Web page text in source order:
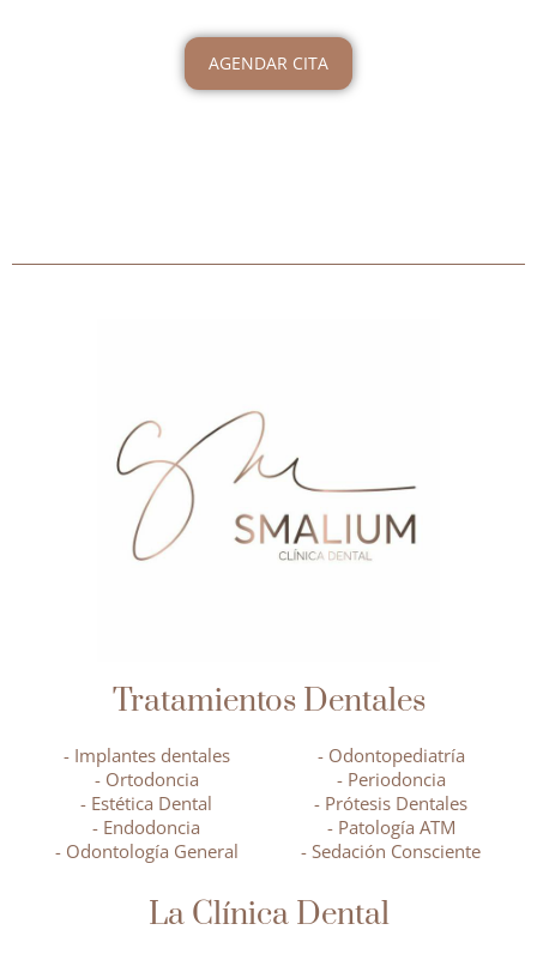
AGENDAR CITA
Tratamientos Dentales
- Implantes dentales
- Ortodoncia
- Estética Dental
- Endodoncia
- Odontología General
- Odontopediatría
- Periodoncia
- Prótesis Dentales
- Patología ATM
- Sedación Consciente
La Clínica Dental